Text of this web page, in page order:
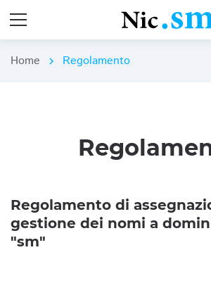
Home chevron_right Regolamento
Regolamento di
gestione dei nomi a
"sm"